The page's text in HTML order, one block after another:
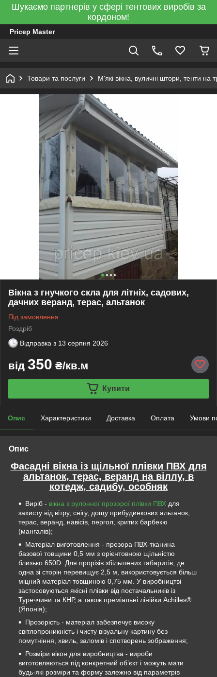
Шукаємо партнерів у сфері тентових виробів за
кордоном!
Pricep Master
Товари та послуги М'які вікна, вуличні штори, тенти на
Вікна з гнучкого скла для літніх, садових,
дачних веранд, терас, альтанок
Під замовлення
Роздріб
Відправка з 13 серпня 2026
від 350 ₴/кв.м
Купити
Опис Характеристики Доставка Оплата Умови
Опис
Фасадні вікна із щільної плівки ПВХ для
альтанок, терас, веранд на віллу, в
котедж, садибу, особняк
Виріб - вікна з рулонної прозорої плівки ПВХ для
захисту від вітру, снігу, дощу прибудинкових альтанок,
терас, веранд, навісів, пергол, критих барбекю
(мангалів);
Матеріал виготовлення - прозора ПВХ-тканина
базової товщини 0,5 мм з орієнтовною щільністю
близько 650D. Для прорізів збільшених габаритів, де
одна зі сторін перевищує 2,5 м, використовується більш
міцний матеріал товщиною 0,75 мм. У виробництві
застосовуються якісні плівки від постачальників із
Туреччини та КНР, а також преміальні лінійки Achilles®
(Японія);
Прозорість - матеріал забезпечує високу
світлопроникність і чисту візуальну картину без
помутніння, хвиль, заломів і спотворень зображення;
Розміри вікон для виробництва - вироби
виготовляються під конкретний об’єкт і можуть мати
будь-які розміри та форму залежно від параметрів